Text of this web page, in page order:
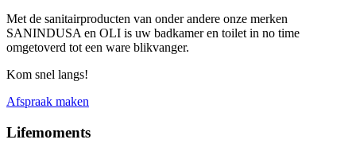
Met de sanitairproducten van onder andere onze merken
SANINDUSA en OLI is uw badkamer en toilet in no time
omgetoverd tot een ware blikvanger.
Kom snel langs!
Afspraak maken
Lifemoments